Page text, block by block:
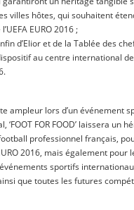
villes hôtes, qui souhaitent
EURO 2016 ;
d’Elior et de la Tablée des
au centre international
ampleur lors d’un événement
FOR FOOD’ laissera un
professionnel français,
2016, mais également pour
sportifs
que toutes les futures